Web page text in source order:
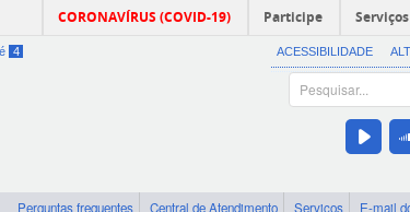
CORONAVÍRUS (COVID-19) Participe Serviços
4 ACESSIBILIDADE
Perguntas frequentes Central de Atendimento Serviços E-mail